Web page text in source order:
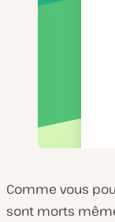
Comme vous
sont morts